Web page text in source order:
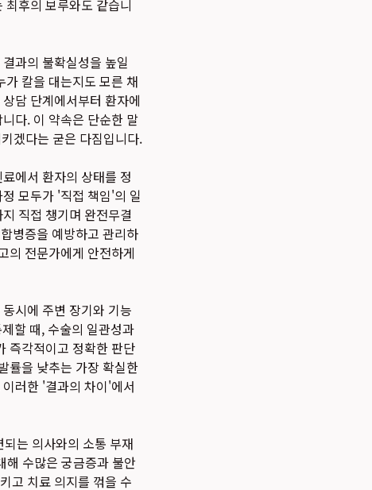
후의 보루와도 같습니
과의 불확실성을 높일
칼을 대는지도 모른 채
담 단계에서부터 환자에
다. 이 약속은 단순한 말
겠다는 굳은 다짐입니다.
에서 환자의 상태를 정
모두가 '직접 책임'의 일
직접 챙기며 완전무결
병증을 예방하고 관리하
의 전문가에게 안전하게
시에 주변 장기와 기능
할 때, 수술의 일관성과
즉각적이고 정확한 판단
률을 낮추는 가장 확실한
러한 '결과의 차이'에서
는 의사와의 소통 부재
해 수많은 궁금증과 불안
고 치료 의지를 꺾을 수